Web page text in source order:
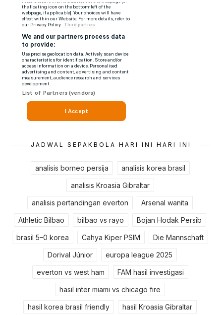
JADWAL SEPAKBOLA HARI INI HARI INI
analisis borneo persija analisis korea brasil
analisis Kroasia Gibraltar
analisis pertandingan everton Arsenal wanita
Athletic Bilbao bilbao vs rayo Bojan Hodak Persib
brasil 5–0 korea Cahya Kiper PSIM Die Mannschaft
Dorival Júnior europa league 2025
everton vs west ham FAM hasil investigasi
hasil inter miami vs chicago fire
hasil korea brasil friendly hasil Kroasia Gibraltar